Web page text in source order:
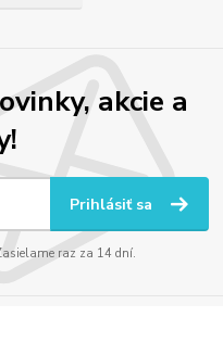
akcie a
Prihlásiť sa
raz za 14 dní.